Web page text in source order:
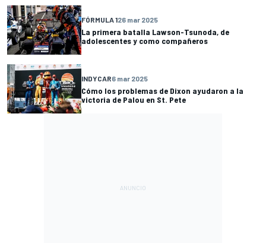
FÓRMULA 126 mar 2025
La primera batalla Lawson-Tsunoda, de
adolescentes y como compañeros
INDYCAR6 mar 2025
Cómo los problemas de Dixon ayudaron a la
victoria de Palou en St. Pete